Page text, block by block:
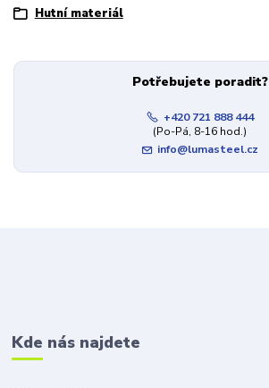
Hutní materiál
Potřebujete poradit?
+420 721 888 444
(Po-Pá, 8-16 hod.)
info@lumasteel.cz
Kde nás najdete